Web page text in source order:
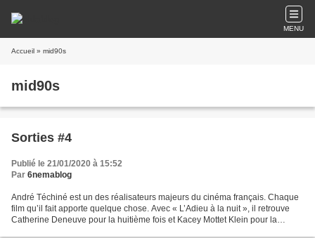
MENU
Accueil » mid90s
mid90s
Sorties #4
Publié le 21/01/2020 à 15:52
Par 6nemablog
André Téchiné est un des réalisateurs majeurs du cinéma français. Chaque
film qu’il fait apporte quelque chose. Avec « L’Adieu à la nuit », il retrouve
Catherine Deneuve pour la huitième fois et Kacey Mottet Klein pour la